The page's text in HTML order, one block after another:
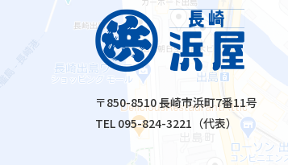
〒850-8510 長崎市浜町7番11号
TEL 095-824-3221（代表）